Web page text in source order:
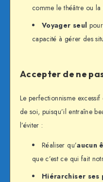
comme le théâtre ou la
Voyager seul
capacité à gérer des
Accepter de ne
Le perfectionnisme excessif
de soi, puisqu’il entraîne
l’éviter :
Réaliser qu’aucun
que c’est ce qui fait
Hiérarchiser